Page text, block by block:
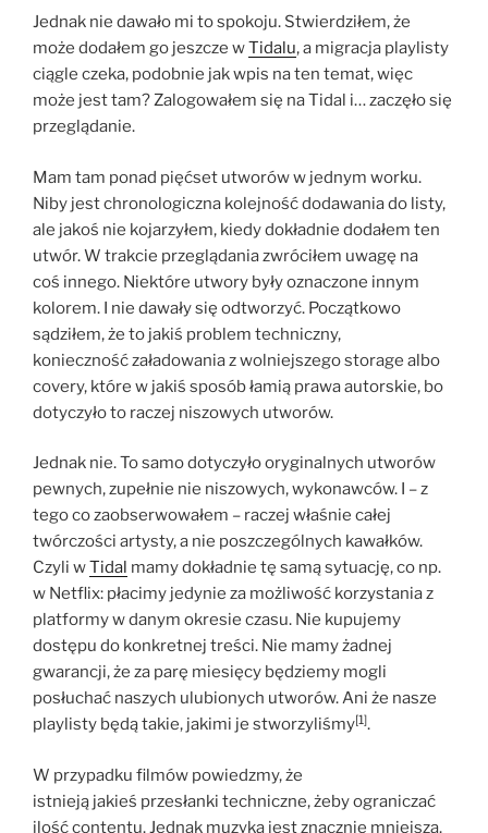
Jednak nie dawało mi to spokoju. Stwierdziłem, że
może dodałem go jeszcze wTidalu, a migracja playlisty
ciągle czeka, podobnie jak wpis na ten temat, więc
może jest tam? Zalogowałem się na Tidal i… zaczęło się
przeglądanie.
Mam tam ponad pięćset utworów w jednym worku.
Niby jest chronologiczna kolejność dodawania do listy,
ale jakoś nie kojarzyłem, kiedy dokładnie dodałem ten
utwór. W trakcie przeglądania zwróciłem uwagę na
coś innego. Niektóre utwory były oznaczone innym
kolorem. I nie dawały się odtworzyć. Początkowo
sądziłem, że to jakiś problem techniczny,
konieczność załadowania z wolniejszego storage albo
covery, które w jakiś sposób łamią prawa autorskie, bo
dotyczyło to raczej niszowych utworów.
Jednak nie. To samo dotyczyło oryginalnych utworów
pewnych, zupełnie nie niszowych, wykonawców. I – z
tego co zaobserwowałem – raczej właśnie całej
twórczości artysty, a nie poszczególnych kawałków.
Czyli wTidal mamy dokładnie tę samą sytuację, co np.
w Netflix: płacimy jedynie za możliwość korzystania z
platformy w danym okresie czasu. Nie kupujemy
dostępu do konkretnej treści. Nie mamy żadnej
gwarancji, że za parę miesięcy będziemy mogli
posłuchać naszych ulubionych utworów. Ani że nasze
playlisty będą takie, jakimi je stworzyliśmy[1].
W przypadku filmów powiedzmy, że
istnieją jakieś przesłanki techniczne, żeby ograniczać
ilość contentu. Jednak muzyka jest znacznie mniejsza.